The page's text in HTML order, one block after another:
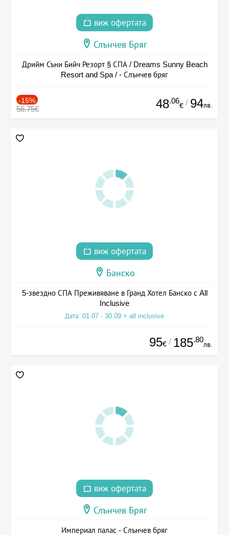
виж офертата
Слънчев Бряг
Дрийм Съни Бийч Резорт § СПА / Dreams Sunny Beach
Resort and Spa / - Слънчев бряг
-15%
56.75€ 48.06
€ / 94лв.
виж офертата
Банско
5-звездно СПА Преживяване в Гранд Хотел Банско с All
Inclusive
Дата: 01.07 - 30.09 + all inclusive
95€ / 185.80
лв.
виж офертата
Слънчев Бряг
Империал палас - Слънчев бряг